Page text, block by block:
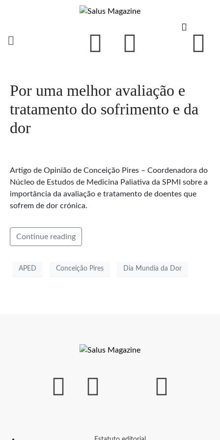
Por uma melhor avaliação e
tratamento do sofrimento e da
dor
Artigo de Opinião de Conceição Pires – Coordenadora do
Núcleo de Estudos de Medicina Paliativa da SPMI sobre a
importância da avaliação e tratamento de doentes que
sofrem de dor crónica.
Continue reading
APED Conceição Pires Dia Mundia da Dor